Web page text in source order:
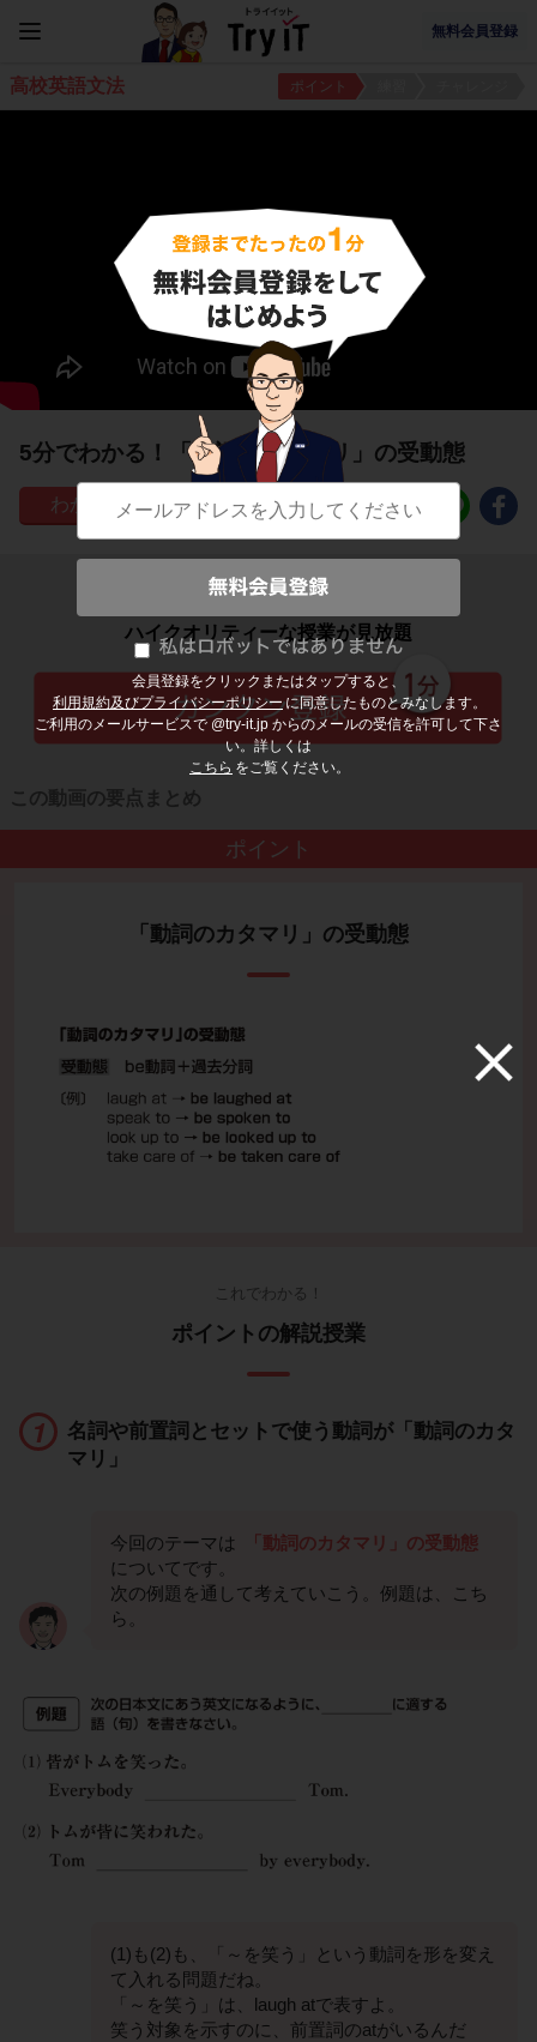
無料会員登録
会員登録をクリックまたはタップすると、
利用規約及びプライバシーポリシー に同意したものとみなします。
ご利用のメールサービスで @try-it.jp からのメールの受信を許可して下さ
い。詳しくは
こちら をご覧ください。
高校英語文法 ポイント
5分でわかる！「動詞のカタマリ」の受動態
127
子どもの勉強から大人の学び直しまで
ハイクオリティーな授業が見放題
この動画の要点まとめ
ポイント
「動詞のカタマリ」の受動態
これでわかる！
ポイントの解説授業
名詞や前置詞とセットで使う動詞が「動詞のカタ
マリ」
今回のテーマは
「動詞のカタマリ」の受動態
についてです。
次の例題を通して考えていこう。例題は、こち
ら。
(1)も(2)も、「～を笑う」という動詞を形を変え
て入れる問題だね。
「～を笑う」は、laugh atで表すよ。
笑う対象を示すのに、前置詞のatがいるんだ